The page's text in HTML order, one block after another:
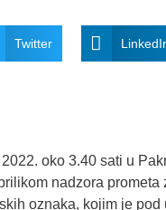
Twitter
oko 3.40 sati u
nadzora
oznaka, kojim je